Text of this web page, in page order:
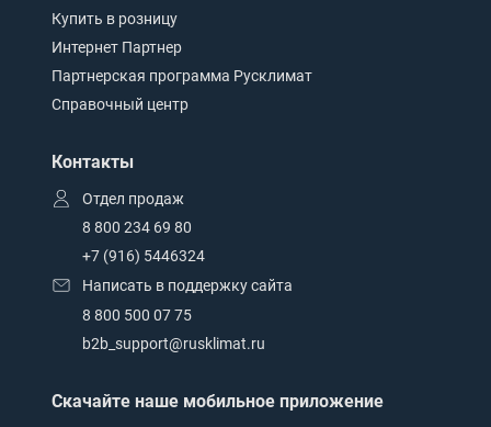
Купить в розницу
Интернет Партнер
Партнерская программа Русклимат
Справочный центр
Контакты
Отдел продаж
8 800 234 69 80
+7 (916) 5446324
Написать в поддержку сайта
8 800 500 07 75
b2b_support@rusklimat.ru
Скачайте наше мобильное приложение